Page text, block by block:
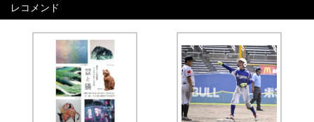
レコメンド